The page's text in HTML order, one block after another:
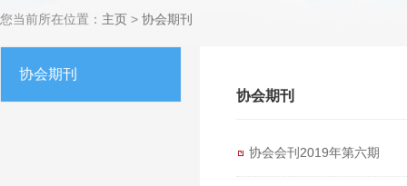
您当前所在位置： 主页 > 协会期刊
协会期刊
协会期刊
协会会刊2019年第六期